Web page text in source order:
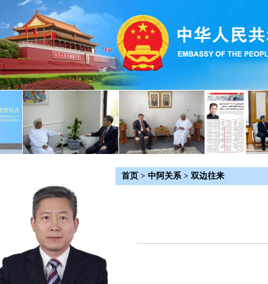
首页 > 中阿关系> 双边往来